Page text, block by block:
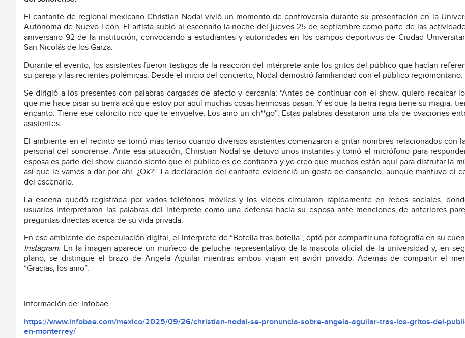
El cantante de regional mexicano Christian Nodal vivió un momento de controversia durante su presentación en la
Autónoma de Nuevo León. El artista subió al escenario la noche del jueves 25 de septiembre como parte de las
aniversario 92 de la institución, convocando a estudiantes y autoridades en los campos deportivos de Ciudad
San Nicolás de los Garza.
Durante el evento, los asistentes fueron testigos de la reacción del intérprete ante los gritos del público que hacían
su pareja y las recientes polémicas. Desde el inicio del concierto, Nodal demostró familiaridad con el público regiomontano.
Se dirigió a los presentes con palabras cargadas de afecto y cercanía: “Antes de continuar con el show, quiero recalcar
que me hace pisar su tierra acá que estoy por aquí muchas cosas hermosas pasan. Y es que la tierra regia tiene su magia,
encanto. Tiene ese calorcito rico que te envuelve. Los amo un ch**go”. Estas palabras desataron una ola de ovaciones
asistentes.
El ambiente en el recinto se tornó más tenso cuando diversos asistentes comenzaron a gritar nombres relacionados con
personal del sonorense. Ante esa situación, Christian Nodal se detuvo unos instantes y tomó el micrófono para
esposa es parte del show cuando siento que el público es de confianza y yo creo que muchos están aquí para disfrutar la
así que le vamos a dar por ahí. ¿Ok?”. La declaración del cantante evidenció un gesto de cansancio, aunque mantuvo el
del escenario.
La escena quedó registrada por varios teléfonos móviles y los videos circularon rápidamente en redes sociales,
usuarios interpretaron las palabras del intérprete como una defensa hacia su esposa ante menciones de anteriores
preguntas directas acerca de su vida privada.
En ese ambiente de especulación digital, el intérprete de “Botella tras botella”, optó por compartir una fotografía en su
Instagram. En la imagen aparece un muñeco de peluche representativo de la mascota oficial de la universidad y, en
plano, se distingue el brazo de Ángela Aguilar mientras ambos viajan en avión privado. Además de compartir el
“Gracias, los amo”.
Información de: Infobae
https://www.infobae.com/mexico/2025/09/26/christian-nodal-se-pronuncia-sobre-angela-aguilar-tras-los-gritos-del-
en-monterrey/